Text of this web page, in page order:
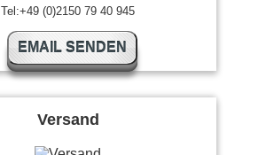
Tel:+49 (0)2150 79 40 945
EMAIL SENDEN
Versand